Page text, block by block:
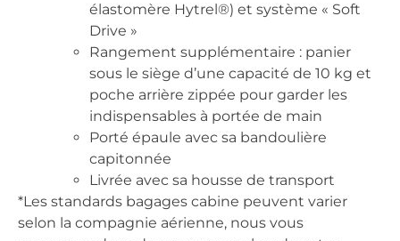
élastomère Hytrel®) et système « Soft
Drive »
Rangement supplémentaire : panier
sous le siège d’une capacité de 10 kg et
poche arrière zippée pour garder les
indispensables à portée de main
Porté épaule avec sa bandoulière
capitonnée
Livrée avec sa housse de transport
*Les standards bagages cabine peuvent varier
selon la compagnie aérienne, nous vous